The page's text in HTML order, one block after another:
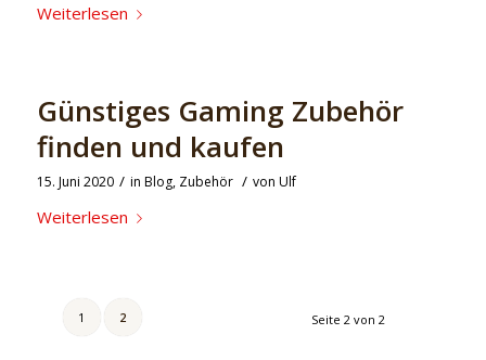
Weiterlesen
Günstiges Gaming Zubehör
finden und kaufen
15. Juni 2020 / in Blog, Zubehör / von Ulf
Weiterlesen
Seite 2 von 2
1 2